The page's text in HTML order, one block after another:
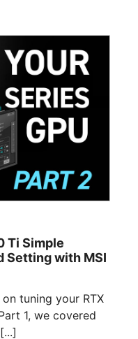
Ti Simple
Setting with MSI
tuning your RTX
1, we covered